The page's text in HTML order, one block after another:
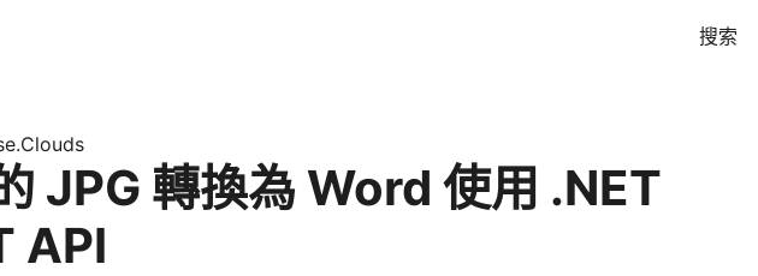
搜索
JPG 轉換為 Word 使用 .NET
API